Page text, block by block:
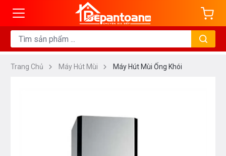
Trang Chủ Máy Hút Mùi Máy Hút Mùi Ống Khói